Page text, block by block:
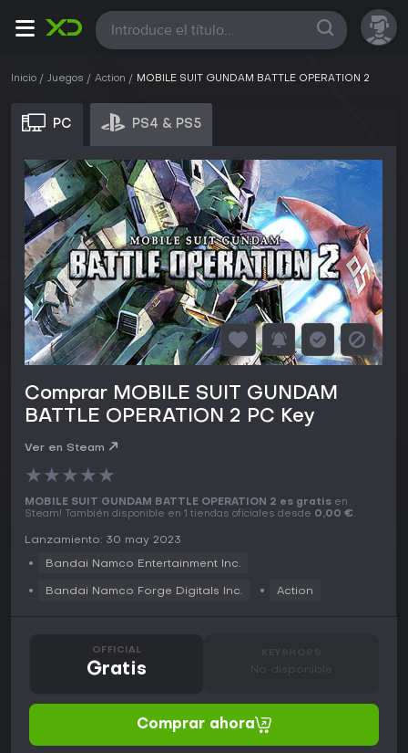
Todas
Inicio Juegos Action MOBILE SUIT GUNDAM BATTLE OPERATION 2
PC PS4 & PS5
Comprar MOBILE SUIT GUNDAM
BATTLE OPERATION 2 PC Key
Ver en Steam
★★★★★
MOBILE SUIT GUNDAM BATTLE OPERATION 2 es gratis en
Steam! También disponible en 1 tiendas oficiales desde 0,00 €.
Lanzamiento: 30 may 2023
Bandai Namco Entertainment Inc.
Bandai Namco Forge Digitals Inc. Action
OFFICIAL
Gratis No disponible
Comprar ahora